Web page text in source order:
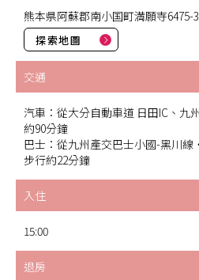
熊本県阿蘇郡南小国町満願寺6475-3
探索地圖
交通
汽車：從大分自動車道 日田IC、九
約90分鐘
巴士：從九州產交巴士小國-黑川
步行約22分鐘
入住
15:00
退房